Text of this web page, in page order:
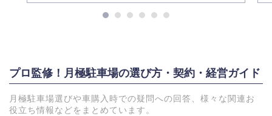
プロ監修！月極駐車場の選び方・契約・経営ガイド
月極駐車場選びや車購入時での疑問への回答、様々な関連お
役立ち情報などをまとめています。